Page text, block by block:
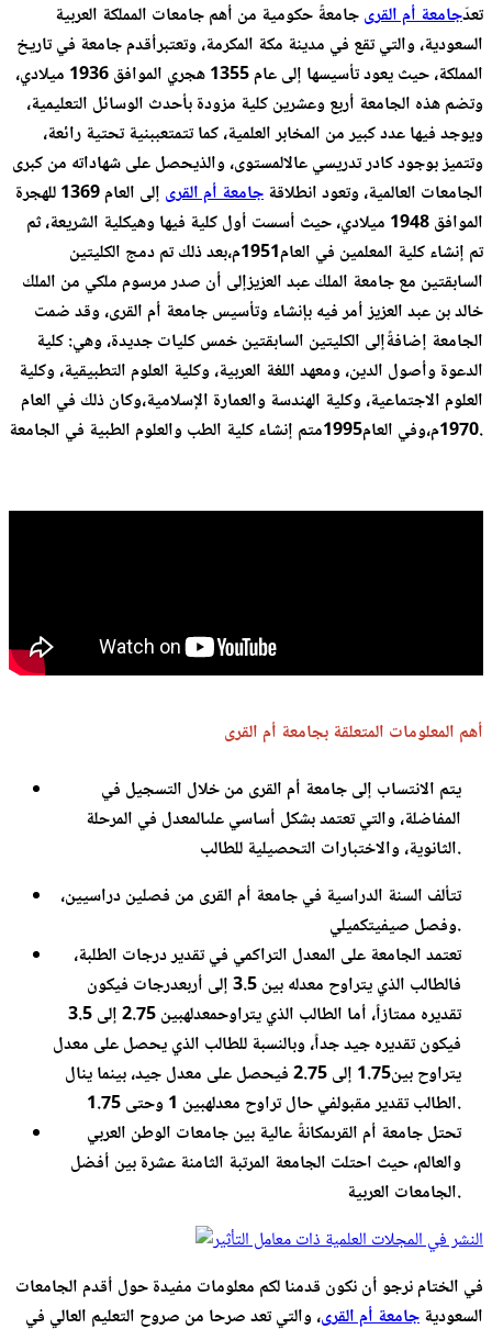
تعدّجامعة أم القرىجامعةً حكومية من أهم جامعات المملكة العربية
السعودية، والتي تقع في مدينة مكة المكرمة، وتعتبرأقدم جامعة في تاريخ
المملكة، حيث يعود تأسيسها إلى عام 1355 هجري الموافق 1936 ميلادي،
وتضم هذه الجامعة أربع وعشرين كلية مزودة بأحدث الوسائل التعليمية،
ويوجد فيها عدد كبير من المخابر العلمية، كما تتمتعببنية تحتية رائعة،
وتتميز بوجود كادر تدريسي عالالمستوى، والذيحصل على شهاداته من كبرى
الجامعات العالمية، وتعود انطلاقةجامعة أم القرى
إلى العام 1369 للهجرة
الموافق 1948 ميلادي، حيث أسست أول كلية فيها وهيكلية الشريعة، ثم
تم إنشاء كلية المعلمين في العام1951م،
بعد ذلك تم دمج الكليتين
السابقتين مع جامعة الملك عبد العزيزإلى أن صدر مرسوم ملكي من الملك
خالد بن عبد العزيز أمر فيه بإنشاء وتأسيس جامعة أم القرى، وقد ضمت
الجامعة إضافةًإلى الكليتين السابقتين خمس كليات جديدة، وهي: كلية
الدعوة وأصول الدين، ومعهد اللغة العربية، وكلية العلوم التطبيقية، وكلية
العلوم الاجتماعية، وكلية الهندسة والعمارة الإسلامية،وكان ذلك في العام
1970م،وفي العام1995متم إنشاء كلية الطب والعلوم الطبية في الجامعة.
أهم المعلومات المتعلقة بجامعة أم القرى
يتم الانتساب إلى جامعة أم القرى من خلال التسجيل في
المفاضلة، والتي تعتمد بشكل أساسي علىالمعدل في المرحلة
الثانوية، والاختبارات التحصيلية للطالب.
تتألف السنة الدراسية في جامعة أم القرى من فصلين دراسيين،
وفصل صيفيتكميلي.
تعتمد الجامعة على المعدل التراكمي في تقدير درجات الطلبة،
فالطالب الذي يتراوح معدله بين 3.5 إلى أربعدرجات فيكون
تقديره ممتازاً، أما الطالب الذي يتراوحمعدلهبين 2.75 إلى 3.5
فيكون تقديره جيد جداً، وبالنسبة للطالب الذي يحصل على معدل
يتراوح بين1.75 إلى 2.75 فيحصل على معدل جيد، بينما ينال
الطالب تقدير مقبولفي حال تراوح معدلهبين 1 وحتى 1.75.
تحتل جامعة أم القرىمكانةً عالية بين جامعات الوطن العربي
والعالم، حيث احتلت الجامعة المرتبة الثامنة عشرة بين أفضل
الجامعات العربية.
في الختام نرجو أن نكون قدمنا لكم معلومات مفيدة حول أقدم الجامعات
السعوديةجامعة أم القرى، والتي تعد صرحا من صروح التعليم العالي في